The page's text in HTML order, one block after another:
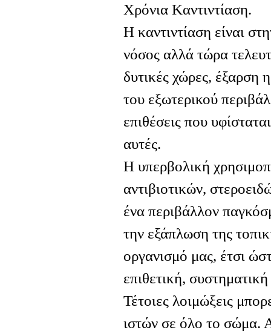
Xρόνια Kαντιντίαση.
Η καντιντίαση είναι
νόσος αλλά τώρα
δυτικές χώρες, έξαρση
του εξωτερικού
επιθέσεις που
αυτές.
Η υπερβολική
αντιβιοτικών,
ένα περιβάλλον
την εξάπλωση της
οργανισμό μας, έτσι
επιθετική,
Τέτοιες λοιμώξεις
ιστών σε όλο το σώμα.